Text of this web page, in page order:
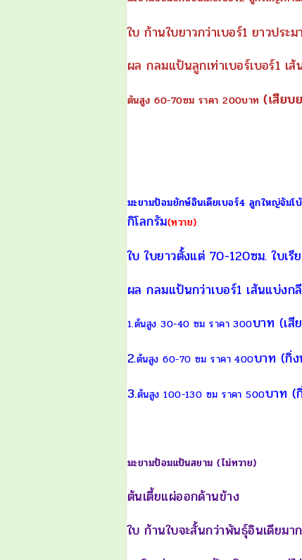
ใบ ก้านใบยาวกว่าเบอร์1 ยาวปร
ผล กลมแป้นลูกเท่าเบอร์เบอร์1 เ
ต้นสูง 60-70ซม ราคา 200บาท(เสียบ
มะขามป้อมยักษ์อินเดียเบอร์4 ลูกใหญ่จัมโ
กิโลกรัม(ทวาย)
ใบ ใบยาวตั้งแต่ 70-120ซม. ใบเรี
ผล กลมแป้นกว่าเบอร์1 เส้นแบ่ง
1.ต้นสูง 30-40 ซม ราคา 300บาท (เสี
2.ต้นสูง 60-70 ซม ราคา 400บาท (กิ่
3.ต้นสูง 100-130 ซม ราคา 500บาท (
มะขามป้อมแป้นสยาม (ไม่ทวาย)
ต้นเตี้ยแผ่ออกด้านข้าง
ใบ ก้านใบจะสั้นกว่าพันธุ์อินเดียมาก